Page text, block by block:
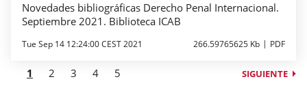
Novedades bibliográficas Derecho Penal Internacional.
Septiembre 2021. Biblioteca ICAB
Tue Sep 14 12:24:00 CEST 2021 266.59765625 Kb PDF
1 2 3 4 5 SIGUIENTE